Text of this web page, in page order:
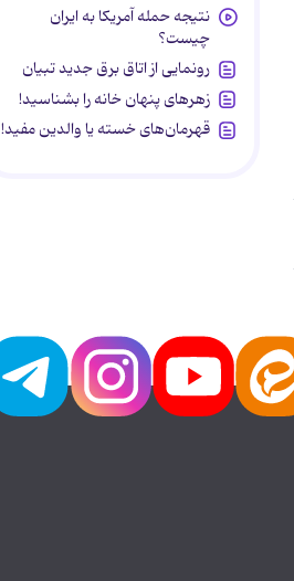
نتیجه حمله آمریکا به ایران
چیست؟
رونمایی از اتاق برق جدید تبیان
زهرهای پنهان خانه را بشناسید!
قهرمان‌های خسته یا والدین مفید!